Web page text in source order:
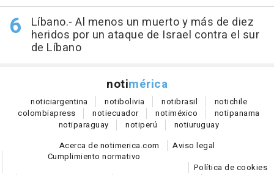
Líbano.- Al menos un muerto y más de diez
heridos por un ataque de Israel contra el sur
de Líbano
notimérica
noticiargentina notibolivia notibrasil notichile
colombiapress notiecuador notiméxico notipanama
notiparaguay notiperú notiuruguay
Acerca de notimerica.com
Aviso legal
Cumplimiento normativo
Política de cookies